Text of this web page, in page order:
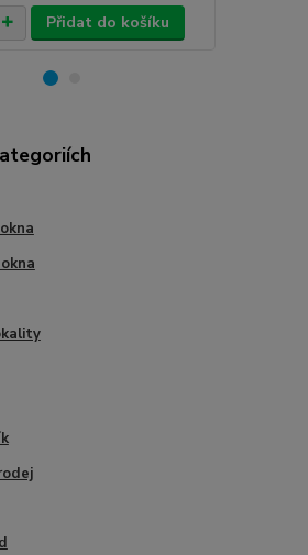
Přidat do košíku